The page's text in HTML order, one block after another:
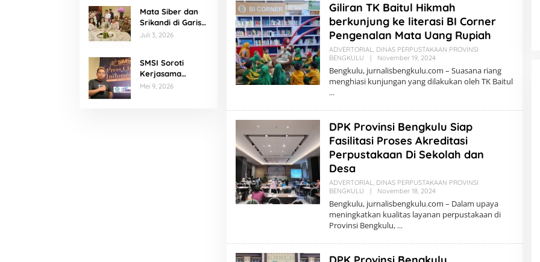
Mata Siber dan
Srikandi di Garis
Depan Program
Juli 3, 2026
SMSI Soroti
Kerjasama
Publikasi, Agus
Mei 9, 2026
K
I
Giliran TK Baitul Hikmah
berkunjung ke literasi BI Corner
Pengenalan Mata Uang Rupiah
ADVERTORIAL, DINAS PERPUSTAKAAN PROVINSI
BENGKULU
November 19, 2024O
E
H
D
K
I
Bengkulu, jurnalisbengkulu.com – Suasana riang
menghiasi kunjungan yang dilakukan oleh TK Baitul
DPK Provinsi Bengkulu Siap
Fasilitasi Proses Akreditasi
Perpustakaan Di Sekolah dan
Desa
ADVERTORIAL, DINAS PERPUSTAKAAN PROVINSI
BENGKULU
November 18, 2024O
E
H
D
K
Bengkulu, jurnalisbengkulu.com – Dalam upaya
meningkatkan kualitas layanan perpustakaan di
Provinsi Bengkulu,